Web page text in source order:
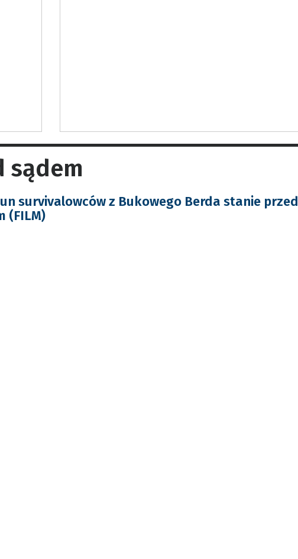
sądem
survivalowców z Bukowego Berda stanie przed
(FILM)